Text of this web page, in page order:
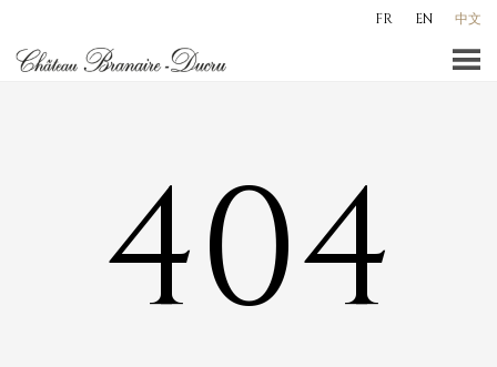
content
FR EN 中文
404